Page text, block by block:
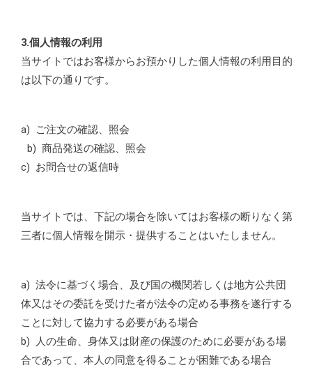
3.個人情報の利用
当サイトではお客様からお預かりした個人情報の利用目的
は以下の通りです。
a) ご注文の確認、照会
b) 商品発送の確認、照会
c) お問合せの返信時
当サイトでは、下記の場合を除いてはお客様の断りなく第
三者に個人情報を開示・提供することはいたしません。
a) 法令に基づく場合、及び国の機関若しくは地方公共団
体又はその委託を受けた者が法令の定める事務を遂行する
ことに対して協力する必要がある場合
b) 人の生命、身体又は財産の保護のために必要がある場
合であって、本人の同意を得ることが困難である場合